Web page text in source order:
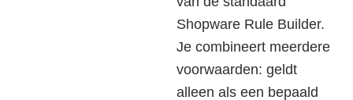
Shopware Rule Builder.
Je combineert meerdere
voorwaarden: geldt
alleen als een bepaald